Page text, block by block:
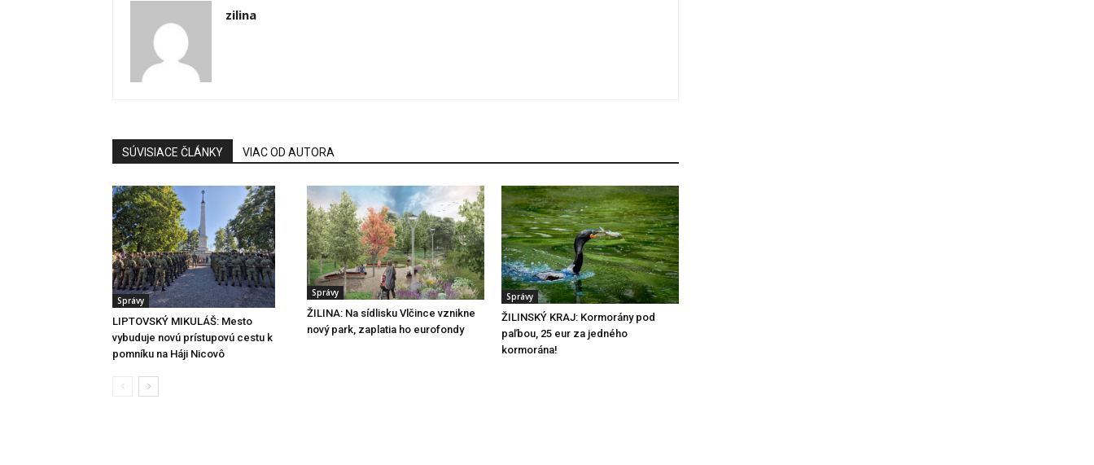
zilina
SÚVISIACE ČLÁNKY VIAC OD AUTORA
Správy
LIPTOVSKÝ MIKULÁŠ: Mesto
vybuduje novú prístupovú cestu k
pomníku na Háji Nicovô
Správy
ŽILINA: Na sídlisku Vlčince vznikne
nový park, zaplatia ho eurofondy
Správy
ŽILINSKÝ KRAJ: Kormorány pod
paľbou, 25 eur za jedného
kormorána!